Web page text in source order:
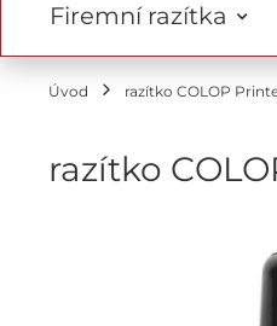
Firemní razítka
Úvod razítko COLOP
razítko